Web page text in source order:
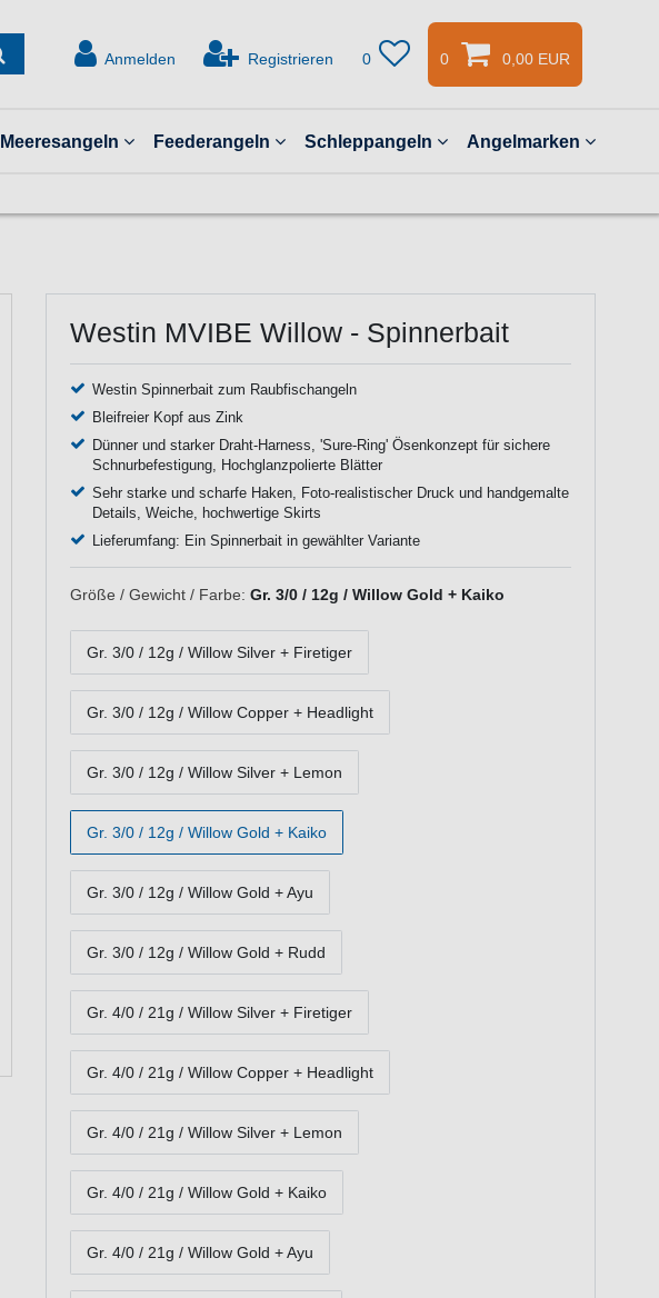
Anmelden Registrieren 0 0 0,00 EUR
Meeresangeln Feederangeln Schleppangeln Angelmarken
Westin MVIBE Willow - Spinnerbait
Westin Spinnerbait zum Raubfischangeln
Bleifreier Kopf aus Zink
Dünner und starker Draht-Harness, 'Sure-Ring' Ösenkonzept für sichere
Schnurbefestigung, Hochglanzpolierte Blätter
Sehr starke und scharfe Haken, Foto-realistischer Druck und handgemalte
Details, Weiche, hochwertige Skirts
Lieferumfang: Ein Spinnerbait in gewählter Variante
Größe / Gewicht / Farbe: Gr. 3/0 / 12g / Willow Gold + Kaiko
Gr. 3/0 / 12g / Willow Silver + Firetiger
Gr. 3/0 / 12g / Willow Copper + Headlight
Gr. 3/0 / 12g / Willow Silver + Lemon
Gr. 3/0 / 12g / Willow Gold + Kaiko
Gr. 3/0 / 12g / Willow Gold + Ayu
Gr. 3/0 / 12g / Willow Gold + Rudd
Gr. 4/0 / 21g / Willow Silver + Firetiger
Gr. 4/0 / 21g / Willow Copper + Headlight
Gr. 4/0 / 21g / Willow Silver + Lemon
Gr. 4/0 / 21g / Willow Gold + Kaiko
Gr. 4/0 / 21g / Willow Gold + Ayu